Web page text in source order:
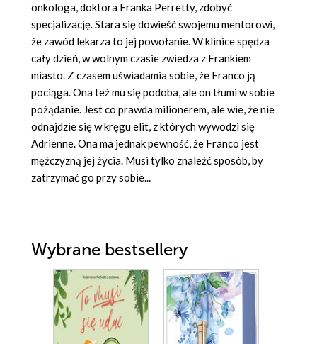
onkologa, doktora Franka Perretty, zdobyć
specjalizację. Stara się dowieść swojemu mentorowi,
że zawód lekarza to jej powołanie. W klinice spędza
cały dzień, w wolnym czasie zwiedza z Frankiem
miasto. Z czasem uświadamia sobie, że Franco ją
pociąga. Ona też mu się podoba, ale on tłumi w sobie
pożądanie. Jest co prawda milionerem, ale wie, że nie
odnajdzie się w kręgu elit, z których wywodzi się
Adrienne. Ona ma jednak pewność, że Franco jest
mężczyzną jej życia. Musi tylko znaleźć sposób, by
zatrzymać go przy sobie...
Wybrane bestsellery